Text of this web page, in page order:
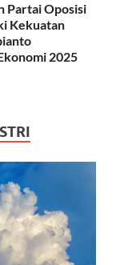
Partai Oposisi
Kekuatan
2025